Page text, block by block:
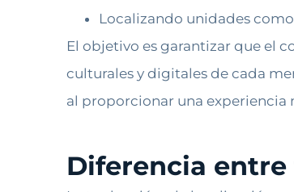
Localizando unidades
El objetivo es garantizar que el
culturales y digitales de cada
al proporcionar una experiencia
Diferencia